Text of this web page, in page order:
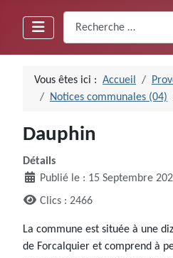
Vous êtes ici : Accueil
Notices communales (04)
Dauphin
Détails
Publié le : 15 Septembre
Clics : 2466
La commune est située à une
de Forcalquier et comprend à